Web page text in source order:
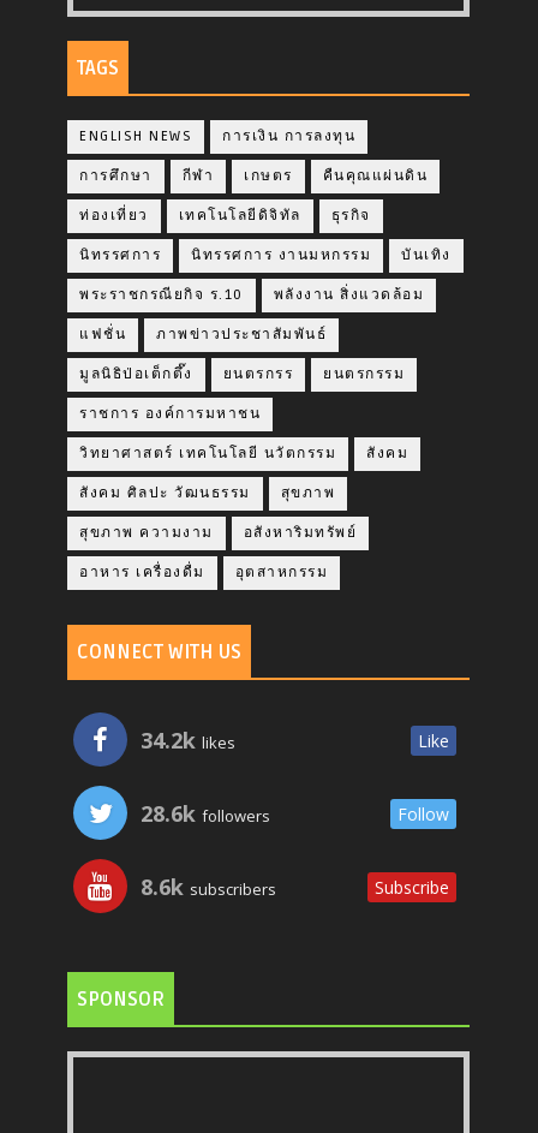
TAGS
ENGLISH NEWS การเงิน การลงทุน
การศึกษา กีฬา เกษตร คืนคุณแผ่นดิน
ท่องเที่ยว เทคโนโลยีดิจิทัล ธุรกิจ
นิทรรศการ นิทรรศการ งานมหกรรม บันเทิง
พระราชกรณียกิจ ร.10 พลังงาน สิ่งแวดล้อม
แฟชั่น ภาพข่าวประชาสัมพันธ์
มูลนิธิป่อเต็กตึ๊ง ยนตรกรร ยนตรกรรม
ราชการ องค์การมหาชน
วิทยาศาสตร์ เทคโนโลยี นวัตกรรม สังคม
สังคม ศิลปะ วัฒนธรรม สุขภาพ
สุขภาพ ความงาม อสังหาริมทรัพย์
อาหาร เครื่องดื่ม อุตสาหกรรม
CONNECT WITH US
34.2k likes Like
28.6k followers Follow
8.6k subscribers Subscribe
SPONSOR